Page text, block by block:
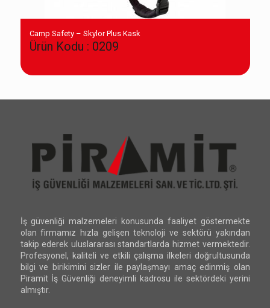
Camp Safety – Skylor Plus Kask
Ürün Kodu : 0209
İş güvenliği malzemeleri konusunda faaliyet göstermekte
olan firmamız hızla gelişen teknoloji ve sektörü yakından
takip ederek uluslararası standartlarda hizmet vermektedir.
Profesyonel, kaliteli ve etkili çalışma ilkeleri doğrultusunda
bilgi ve birikimini sizler ile paylaşmayı amaç edinmiş olan
Piramit İş Güvenliği deneyimli kadrosu ile sektördeki yerini
almıştır.